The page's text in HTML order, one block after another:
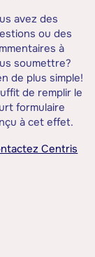
avez des
ou des
à
soumettre?
de plus simple!
de remplir le
formulaire
à cet effet.
Centris